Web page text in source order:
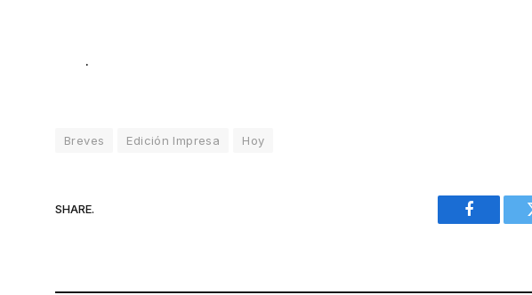
.
Breves Edición Impresa Hoy
SHARE.
Facebook